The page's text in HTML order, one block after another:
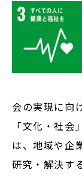
会の実現に向
「文化・社
は、地域や企
研究・解決す